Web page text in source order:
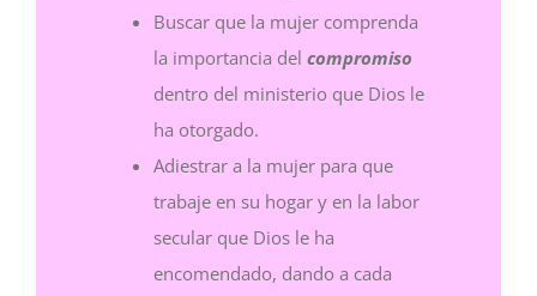
Buscar que la mujer comprenda
la importancia delcompromiso
dentro del ministerio que Dios le
ha otorgado.
Adiestrar a la mujer para que
trabaje en su hogar y en la labor
secular que Dios le ha
encomendado, dando a cada